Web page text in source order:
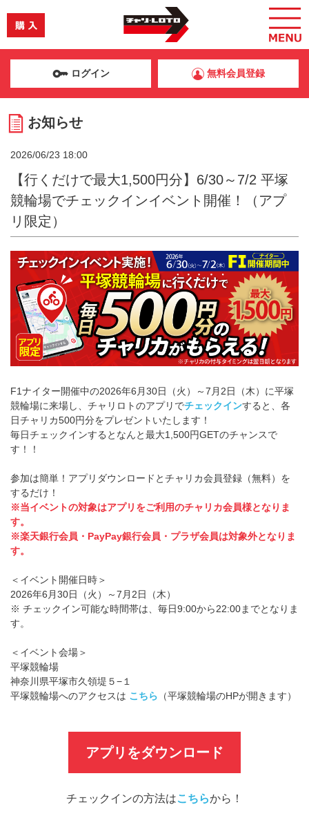
ログイン 無料会員登録
お知らせ
2026/06/23 18:00
【行くだけで最大1,500円分】6/30～7/2 平塚
競輪場でチェックインイベント開催！（アプ
リ限定）
F1ナイター開催中の2026年6月30日（火）～7月2日（木）に平塚
競輪場に来場し、チャリロトのアプリでチェックインすると、各
日チャリカ500円分をプレゼントいたします！
毎日チェックインするとなんと最大1,500円GETのチャンスで
す！！
参加は簡単！アプリダウンロードとチャリカ会員登録（無料）を
するだけ！
※当イベントの対象はアプリをご利用のチャリカ会員様となりま
す。
※楽天銀行会員・PayPay銀行会員・プラザ会員は対象外となりま
す。
＜イベント開催日時＞
2026年6月30日（火）～7月2日（木）
※ チェックイン可能な時間帯は、毎日9:00から22:00までとなりま
す。
＜イベント会場＞
平塚競輪場
神奈川県平塚市久領堤５−１
平塚競輪場へのアクセスは こちら （平塚競輪場のHPが開きます）
アプリをダウンロード
チェックインの方法はこちらから！